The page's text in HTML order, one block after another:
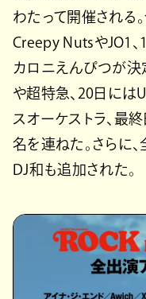
わたって開催される
Creepy NutsやJO1、
カロニえんぴつが
や超特急、20日には
スオーケストラ、最
名を連ねた。さらに
DJ和も追加された。